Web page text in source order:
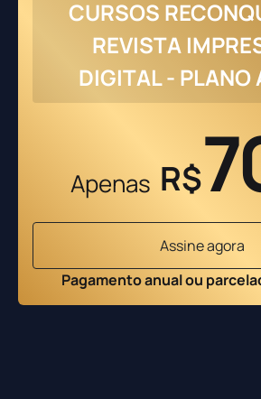
CURSOS
REVISTA
DIGITAL - PLANO
Apenas R$
Assine agora
Pagamento anual ou